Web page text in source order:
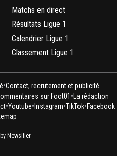
Matchs en direct
Résultats Ligue 1
Calendrier Ligue 1
Classement Ligue 1
•Contact, recrutement et publicité
sur Foot01 • La rédaction
•Youtube• Instagram•TikTok•Facebook
Newsifier